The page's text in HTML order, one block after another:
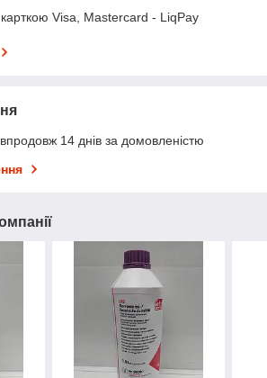
Visa, Mastercard - LiqPay
14 днів за домовленістю